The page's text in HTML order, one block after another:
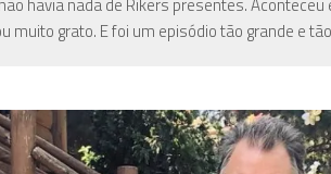
muito grato. E foi um episódio tão grande e